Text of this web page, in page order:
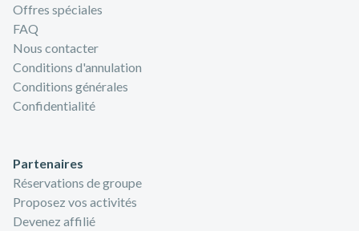
Offres spéciales
FAQ
Nous contacter
Conditions d'annulation
Conditions générales
Confidentialité
Partenaires
Réservations de groupe
Proposez vos activités
Devenez affilié